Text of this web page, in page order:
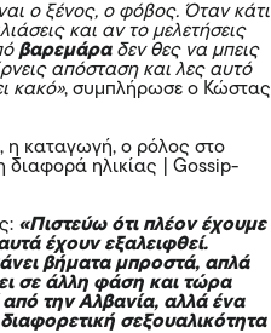
ο ξένος, ο φόβος. Όταν κάτι
και αν το μελετήσεις
βαρεμάραδεν θες να μπεις
απόσταση και λες αυτό
κακό», συμπλήρωσε ο Κώστας
«Πιστεύω ότι πλέον έχουμε
έχουν εξαλειφθεί.
βήματα μπροστά, απλά
σε άλλη φάση και τώρα
από την Αλβανία, αλλά ένα
σεξουαλικότητα